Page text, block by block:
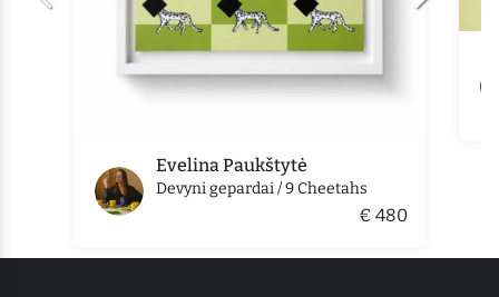
Evelina Paukštytė
Devyni gepardai / 9 Cheetahs
€ 480